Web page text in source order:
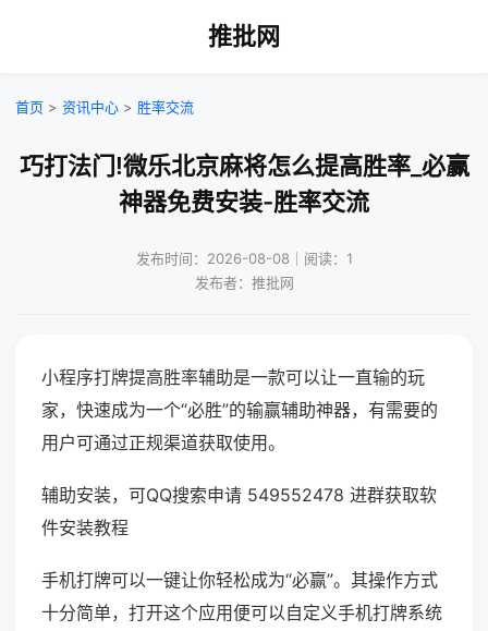
推批网
首页 > 资讯中心 > 胜率交流
巧打法门!微乐北京麻将怎么提高胜率_必赢
神器免费安装-胜率交流
发布时间：2026-08-08｜阅读：1
发布者：推批网
小程序打牌提高胜率辅助是一款可以让一直输的玩
家，快速成为一个“必胜”的输赢辅助神器，有需要的
用户可通过正规渠道获取使用。
辅助安装，可QQ搜索申请 549552478 进群获取软
件安装教程
手机打牌可以一键让你轻松成为“必赢”。其操作方式
十分简单，打开这个应用便可以自定义手机打牌系统